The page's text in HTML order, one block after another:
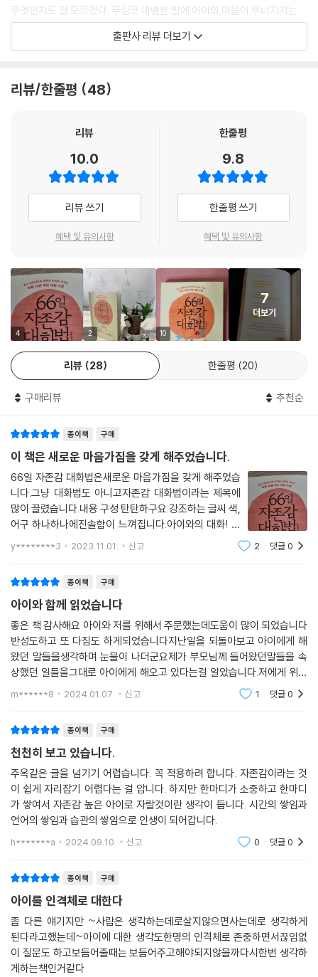
05 아이의 잠든 재능과 가치를 발견하는 6가지 말
06 어떤 유혹에도 굴하지 않고 자신만의 길을 걷는 아이로 키우는 부모의
말
08 주말을 아이의 잠재력을 깨워주는 ‘지적 시간’으로 만드는 법
11 아이는 부모가 믿는 만큼 자랍니다
중에서
세상에는 체구가 작아도 듬직하게 보이는 아이가 있고, 체구는 크지만 나
구를 통해 발견한 결과물인데, 자신의 의사 표현을 매우 선명하고 당당하
--- p.117, 「3장. 자기 생각을 또박또박 표현하게 해주는 대화 11일」 중에서
‘평균보다’ 낮다는 두려움, ‘또래보다’ 작고 약하다는 불안. 그게 부모님의
마음을 아프게 한다는 것도 알고 있습니다. 하지만 그럴수록 아이에게 비
교의 언어가 아닌 성장의 언어를 들려주는 게 좋습니다. 모든 것은 결국 스
스로 결심해서 나아져야 하니까요.
--- p.180~181, 「4장. 불안은 줄이고 내면은 단단하게 해주는 대화 11일」
아이가 울면서 매달리는 건 부모를 너무 사랑해서 그런 것이 아니라, 의존
하려는 약한 마음 때문입니다. …여러분이 아이와 떨어져 있던 시간의 가
치, 그리고 혼자 차분하게 부모를 기다린 아이의 독립된 시간의 가치는 모
결국 독립하고, 누구나 혼자만의 시간이 필요하며, 그때 수많은 일을 해낼
수 있다는 사실도 알게 될 겁니다.
--- p.217, 「5장. 독립적이고 사회성 높은 아이로 키우는 대화 11일」 중에
부모의 말과 질문은 아이가 만날 삶의 가능성과 맞닿아 있습니다. 말의 깊
이와 폭이 아이의 가능성을 결정하는 셈이죠. 그래서 더욱 아이에게 말을
할 때는 ‘불가능’에 접근한 언어를 ‘가능’의 공간으로 이동시켜야 합니다.
단지 그렇게 언어를 이동시키는 것만으로도, 모든 부모는 아이에게 성장과
가능성의 말을 들려줄 수 있습니다.
--- p.282, 「6장. 아이의 숨은 가치를 발견하고 무한한 가능성을 열어주는
무엇인지도 잘 모르겠다. 무심코 내뱉은 말에 아이의 마음이 무너지지는
않을까 조심스럽고, 그렇다고 좋은 말, 예쁜 말만 전해주자니 버릇없는 아
이로 클 것 같아 걱정스럽다. 왜 우리 아이는 어떤 교육도 통하지 않는 걸
20년간 90여 권의 책을 쓰며 인문학과 자녀교육의 본질을 전해온 김종원
가장 중요한 일은 ‘기초를 튼튼히 하는 것’, 다시 말해 아이의 자존감을 단
과이자 자신에 대한 신념의 집합 그 자체로, 특히 아이들의 성장과 잠재 가
능성에 매우 결정적인 영향을 미친다. 지반이 약하고 흔들리는 땅 위에 좋
은 건물을 세울 수 없듯, 아이들에게 자존감이라는 토대가 없이는 지성, 창
의성, 사회성과 같은 인문학적 소양이 결코 자라날 수 없기 때문이다.
인문학적 소양을 끌어올리고 잠재력을 성장시키는 66가지 자존감 대화법
을 담았다. 먼저 1장에서는 ‘아이의 자존감을 높이는 대화’로 자존감 대화
의 기본이 되는 말을 소개한다. 2장에는 ‘불안은 줄이고 내면은 단단하게
해주는 대화’를, 3장에는 ‘자기 생각을 또박또박 표현하게 해주는 대화’를
통해 아이의 자존감을 단단하게 해줄 내면의 힘을 기르도록 돕는다. 다음
으로 4장에는 ‘실패에 흔들리지 않고 도전하는 아이로 키우는 대화’를, 5
장에는 ‘독립적이고 사회성 높은 아이로 키우는 대화’를 실어 내면에 쌓은
은 가치를 발견하고 무한한 가능성을 열어주는 대화’를 소개하면서, 아이
사용할 수 있도록 했다.
실용적인 일상 대화부터 단계별 대화 솔루션까지!
아이의 삶을 기적처럼 바꾸는
하루 10분, 66일의 작은 대화 습관
올바른 대화법은 ‘나의 것’으로 만들었을 때 비로소 효과를 제대로 발휘한
있을까? 많은 뇌과학책과 자기계발서에서는 21일 동안 한 가지의 행동을
에 성공한 것이라고 말한다. 즉, 한 사람의 삶을 바꿀 습관을 만드는 데 필
요한 최소한의 기간이 66일이며, 무엇이든 66일만 반복하다 보면 굳이 애
쓰지 않고도 그것을 일상에서 자연스레 행하게 된다는 것이다.
이 책은 모든 부모가 쉽게 따라 할 수 있는 일상의 언어를 66일 동안 반복
적으로 행할 수 있게 구성되었다. 습관화에 필요한 최소한의 기간인 ‘66
면서도 구체적으로 활용이 가능하다. 또한 독자 스스로 문장을 낭독하고
필사할 수 있도록 김종원 작가 특유의 섬세한 시선을 담은 부모의 말들을
책에 풀어냈다. 아이들은 겉으로 단단해 보여도 사실은 연약하다. 그렇기
에 부모가 일방적으로 말을 전달하기보다는 아이가 스스로 자기감정을 이
해하고 생각을 정리해 표현할 수 있도록 천천히 이끌어주는 섬세하면서도
다정한 말이 필요하다.
부모의 말 한마디에는 아이의 삶을 바꾸는 특별한 힘이 있다. 수많은 실패
는 마음, 밝고 건강한 사회적 관계를 맺어가는 힘…. 그 모든 것은 자존감에
서 시작된다. 이 책을 읽으면서 하루 10분, 66일 동안 하나씩 따라 해보자.
일상에서 이루어지는 작은 대화로 아이는 한 명의 단단한 어른으로 성장하
고, 부모는 아이를 향한 믿음이 더욱 견고해지는 큰 기적을 경험할 수 있을
것이다.
출판사 리뷰 더보기
리뷰/한줄평 48
리뷰
10.0
리뷰 쓰기
혜택 및 유의사항
한줄평
9.8
한줄평 쓰기
혜택 및 유의사항
4 2 10
7
더보기
리뷰 28 한줄평 20
구매리뷰 추천순
종이책 구매
이 책은 새로운 마음가짐을 갖게 해주었습니다.
66일 자존감 대화법은새로운 마음가짐을 갖게 해주었습
니다.그냥 대화법도 아니고자존감 대화법이라는 제목에
많이 끌렸습니다.내용 구성 탄탄하구요.강조하는 글씨 색,
어구 하나하나에진솔함이 느껴집니다.아이와의 대화! 쉽
지는 않은 것 같습니다. 66일 자존감 대화법을 통해새로
운 마음가짐을 갖고방법을 적용해 보면 좋을 것 같습니다
y********3 2023.11.01. 신고 2 댓글0
종이책 구매
아이와 함께 읽었습니다
좋은 책 감사해요 아이와 저를 위해서 주문했는데도움이 많이 되었습니다
반성도하고 또 다짐도 하게되었습니다지난일을 되돌아보고 아이에게 해
왔던 말들을생각하며 눈물이 나더군요제가 부모님께 들어왔던말들을 속
상했던 일들을그대로 아이에게 해오고 있다는걸 알았습니다.저에게 위로
를 그리고 앞으로의 아이의 인생에있어서더큰 자신감을 줄수있을것 같아
m******8 2024.01.07. 신고 1 댓글0
종이책 구매
천천히 보고 있습니다.
주옥같은 글을 넘기기 어렵습니다. 꼭 적용하려 합니다. 자존감이라는 것
이 쉽게 자리잡기 어렵다는 걸 압니다. 하지만 한마디가 소중하고 한마디
가 쌓여서 자존감 높은 아이로 자랄것이란 생각이 듭니다. 시간의 쌓임과
언어의 쌓임과 습관의 쌓임으로 인생이 되어갑니다.
h*******a 2024.09.10. 신고 0 댓글0
종이책 구매
아이를 인격체로 대한다
좀 다른 얘기지만 ~사람은 생각하는데로살지않으면사는데로 생각하게
된다라고했는데~아이에 대한 생각도한명의 인격체로 존중하면서끊임없
이 질문도 하고보듬어줄때는 보듬어주고해야되지않을까다시한번 생각하
게하는책인거같다